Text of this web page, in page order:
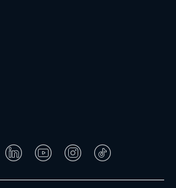
Facebook
LinkedInYouTubeInstagram